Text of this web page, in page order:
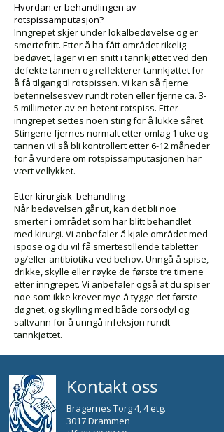
Hvordan er behandlingen av
rotspissamputasjon?
Inngrepet skjer under lokalbedøvelse og er
smertefritt. Etter å ha fått området rikelig
bedøvet, lager vi en snitt i tannkjøttet ved den
defekte tannen og reflekterer tannkjøttet for
å få tilgang til rotspissen. Vi kan så fjerne
betennelsesvev rundt roten eller fjerne ca. 3-
5 millimeter av en betent rotspiss. Etter
inngrepet settes noen sting for å lukke såret.
Stingene fjernes normalt etter omlag 1 uke og
tannen vil så bli kontrollert etter 6-12 måneder
for å vurdere om rotspissamputasjonen har
vært vellykket.
Etter kirurgisk behandling
Når bedøvelsen går ut, kan det bli noe
smerter i området som har blitt behandlet
med kirurgi. Vi anbefaler å kjøle området med
ispose og du vil få smertestillende tabletter
og/eller antibiotika ved behov. Unngå å spise,
drikke, skylle eller røyke de første tre timene
etter inngrepet. Vi anbefaler også at du spiser
noe som ikke krever mye å tygge det første
døgnet, og skylling med både corsodyl og
saltvann for å unngå infeksjon rundt
tannkjøttet.
Kontakt oss
Bragernes Torg 4, 4 etg.
3017 Drammen